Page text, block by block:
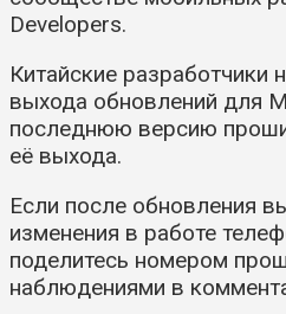
Developers.
Китайские разработчики
выхода обновлений для
последнюю версию
её выхода.
Если после обновления
изменения в работе
поделитесь номером
наблюдениями в